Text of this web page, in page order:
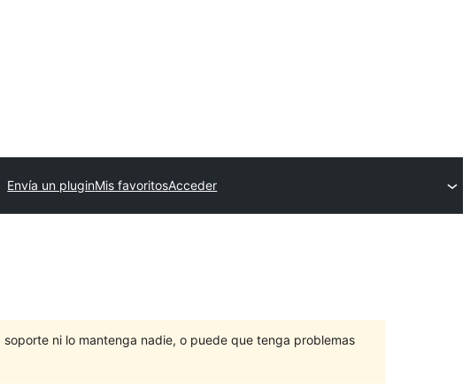
Envía un pluginMis favoritosAcceder
ni lo mantenga nadie, o puede que tenga problemas